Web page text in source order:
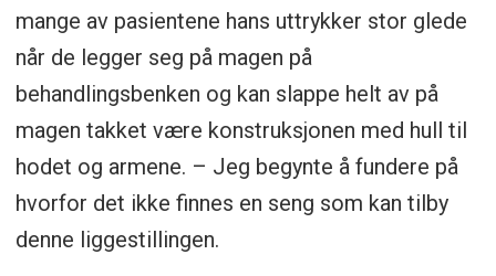
mange av pasientene hans uttrykker stor glede
når de legger seg på magen på
behandlingsbenken og kan slappe helt av på
magen takket være konstruksjonen med hull til
hodet og armene. – Jeg begynte å fundere på
hvorfor det ikke finnes en seng som kan tilby
denne liggestillingen.